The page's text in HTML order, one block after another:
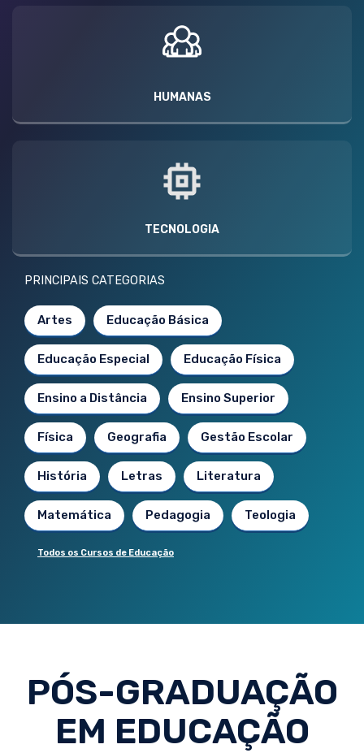
HUMANAS
TECNOLOGIA
PRINCIPAIS CATEGORIAS
Artes Educação Básica
Educação Especial Educação Física
Ensino a Distância Ensino Superior
Física Geografia Gestão Escolar
História Letras Literatura
Matemática Pedagogia Teologia
Todos os Cursos de Educação
PÓS-GRADUAÇÃO
EM EDUCAÇÃO